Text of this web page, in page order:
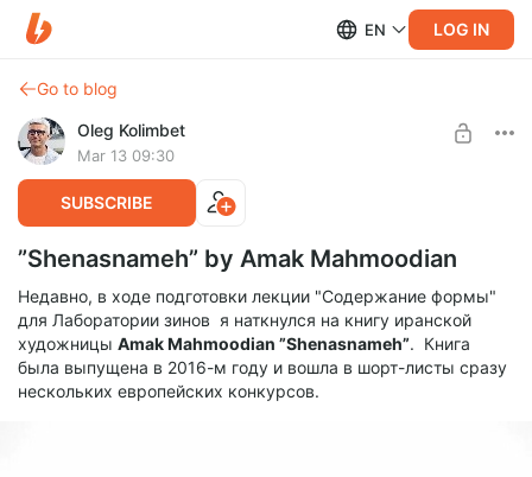
EN LOG IN
Go to blog
Oleg Kolimbet
Mar 13 09:30
SUBSCRIBE
”Shenasnameh” by Amak Mahmoodian
Недавно, в ходе подготовки лекции "Содержание формы"
для Лаборатории зинов я наткнулся на книгу иранской
художницы Amak Mahmoodian ”Shenasnameh”. Книга
была выпущена в 2016-м году и вошла в шорт-листы сразу
нескольких европейских конкурсов.